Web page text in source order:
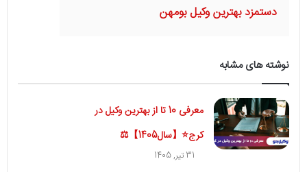
دستمزد بهترین وکیل بومهن
نوشته های مشابه
معرفی 10 تا از بهترین وکیل در
کرج⭐【سال1405】⚖️
31 تیر, 1405